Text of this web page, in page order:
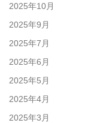
2025年10月
2025年9月
2025年7月
2025年6月
2025年5月
2025年4月
2025年3月